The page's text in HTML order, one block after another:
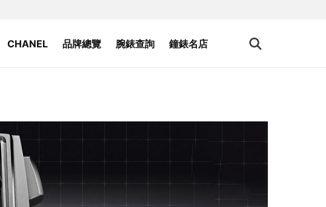
CHANEL 品牌總覽 腕錶查詢 鐘錶名店